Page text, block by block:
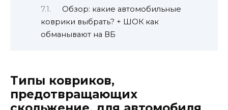
Обзор: какие автомобильные
коврики выбрать? + ШОК как
обманывают на ВБ
Типы ковриков,
предотвращающих